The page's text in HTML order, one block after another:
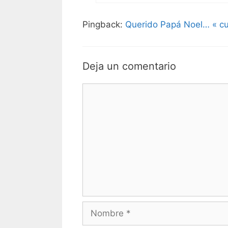
Pingback: Querido Papá Noel… «
Deja un comentario